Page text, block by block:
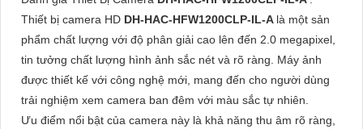
Thiết bị camera HD DH-HAC-HFW1200CLP-IL-A là một sản
phẩm chất lượng với độ phân giải cao lên đến 2.0 megapixel,
tin tưởng chất lượng hình ảnh sắc nét và rõ ràng. Máy ảnh
được thiết kế với công nghệ mới, mang đến cho người dùng
trải nghiệm xem camera ban đêm với màu sắc tự nhiên.
Ưu điểm nổi bật của camera này là khả năng thu âm rõ ràng,